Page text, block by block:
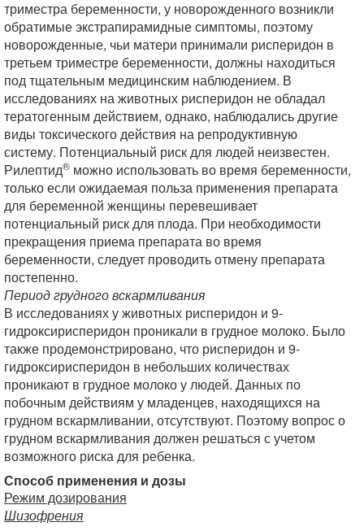
триместра беременности, у новорожденного возникли
обратимые экстрапирамидные симптомы, поэтому
новорожденные, чьи матери принимали рисперидон в
третьем триместре беременности, должны находиться
под тщательным медицинским наблюдением. В
исследованиях на животных рисперидон не обладал
тератогенным действием, однако, наблюдались другие
виды токсического действия на репродуктивную
систему. Потенциальный риск для людей неизвестен.
Рилептид® можно использовать во время беременности,
только если ожидаемая польза применения препарата
для беременной женщины перевешивает
потенциальный риск для плода. При необходимости
прекращения приема препарата во время
беременности, следует проводить отмену препарата
постепенно.
Период грудного вскармливания
В исследованиях у животных рисперидон и 9-
гидроксирисперидон проникали в грудное молоко. Было
также продемонстрировано, что рисперидон и 9-
гидроксирисперидон в небольших количествах
проникают в грудное молоко у людей. Данных по
побочным действиям у младенцев, находящихся на
грудном вскармливании, отсутствуют. Поэтому вопрос о
грудном вскармливания должен решаться с учетом
возможного риска для ребенка.
Способ применения и дозы
Режим дозирования
Шизофрения